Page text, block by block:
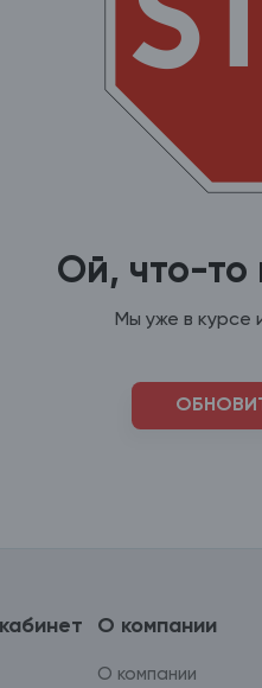
Ой, что-то
Мы уже в курсе
О компании
О компании